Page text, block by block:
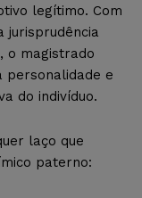
legítimo. Com
jurisprudência
o magistrado
personalidade e
do indivíduo.
laço que
paterno: